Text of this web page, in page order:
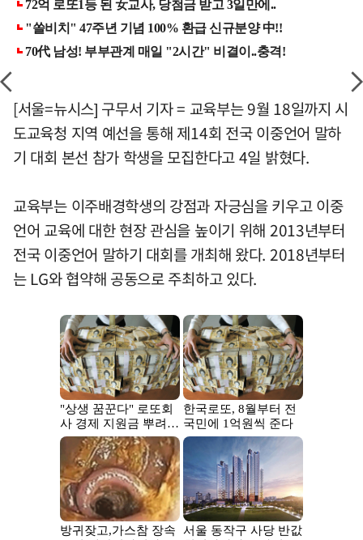
[서울=뉴시스] 구무서 기자 = 교육부는 9월 18일까지 시
도교육청 지역 예선을 통해 제14회 전국 이중언어 말하
기 대회 본선 참가 학생을 모집한다고 4일 밝혔다.
교육부는 이주배경학생의 강점과 자긍심을 키우고 이중
언어 교육에 대한 현장 관심을 높이기 위해 2013년부터
전국 이중언어 말하기 대회를 개최해 왔다. 2018년부터
는 LG와 협약해 공동으로 주최하고 있다.